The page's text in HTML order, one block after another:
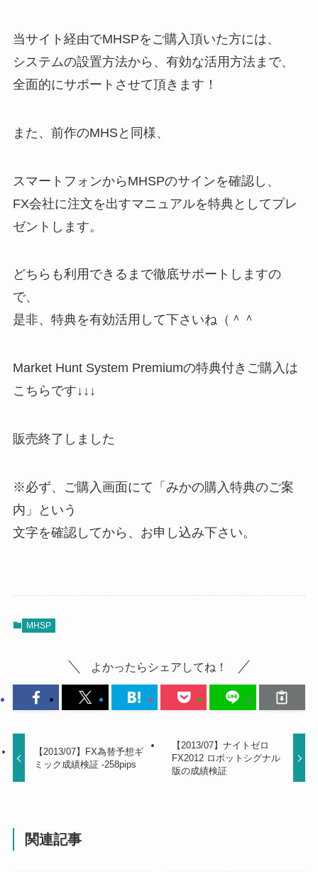
当サイト経由でMHSPをご購入頂いた方には、
システムの設置方法から、有効な活用方法まで、
全面的にサポートさせて頂きます！
また、前作のMHSと同様、
スマートフォンからMHSPのサインを確認し、
FX会社に注文を出すマニュアルを特典としてプレ
ゼントします。
どちらも利用できるまで徹底サポートしますの
で、
是非、特典を有効活用して下さいね（＾＾
Market Hunt System Premiumの特典付きご購入は
こちらです↓↓↓
販売終了しました
※必ず、ご購入画面にて「みかの購入特典のご案
内」という
文字を確認してから、お申し込み下さい。
MHSP
よかったらシェアしてね！
【2013/07】FX為替予想ギ
ミック成績検証 -258pips
【2013/07】ナイトゼロ
FX2012 ロボットシグナル
版の成績検証
関連記事